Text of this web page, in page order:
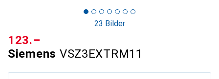
23 Bilder
Siemens VSZ3EXTRM11
CHF
123.–